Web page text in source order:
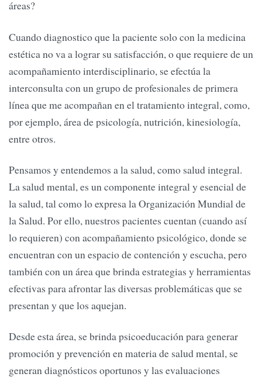
áreas?
Cuando diagnostico que la paciente solo con la medicina
estética no va a lograr su satisfacción, o que requiere de un
acompañamiento interdisciplinario, se efectúa la
interconsulta con un grupo de profesionales de primera
línea que me acompañan en el tratamiento integral, como,
por ejemplo, área de psicología, nutrición, kinesiología,
entre otros.
Pensamos y entendemos a la salud, como salud integral.
La salud mental, es un componente integral y esencial de
la salud, tal como lo expresa la Organización Mundial de
la Salud. Por ello, nuestros pacientes cuentan (cuando así
lo requieren) con acompañamiento psicológico, donde se
encuentran con un espacio de contención y escucha, pero
también con un área que brinda estrategias y herramientas
efectivas para afrontar las diversas problemáticas que se
presentan y que los aquejan.
Desde esta área, se brinda psicoeducación para generar
promoción y prevención en materia de salud mental, se
generan diagnósticos oportunos y las evaluaciones